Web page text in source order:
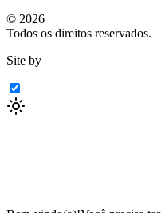
© 2026
Todos os direitos reservados.
Site by